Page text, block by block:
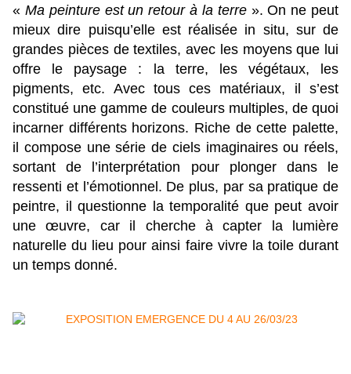
« Ma peinture est un retour à la terre». On ne peut
mieux dire puisqu’elle est réalisée in situ, sur de
grandes pièces de textiles, avec les moyens que lui
offre le paysage : la terre, les végétaux, les
pigments, etc. Avec tous ces matériaux, il s’est
constitué une gamme de couleurs multiples, de quoi
incarner différents horizons. Riche de cette palette,
il compose une série de ciels imaginaires ou réels,
sortant de l’interprétation pour plonger dans le
ressenti et l’émotionnel. De plus, par sa pratique de
peintre, il questionne la temporalité que peut avoir
une œuvre, car il cherche à capter la lumière
naturelle du lieu pour ainsi faire vivre la toile durant
un temps donné.